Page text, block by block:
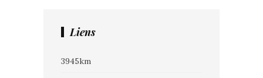
Liens
3945km